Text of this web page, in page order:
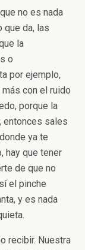
no es nada
que da, las
la
o
por ejemplo,
con el ruido
porque la
entonces sales
ya te
hay que tener
de que no
el pinche
y es nada
recibir. Nuestra